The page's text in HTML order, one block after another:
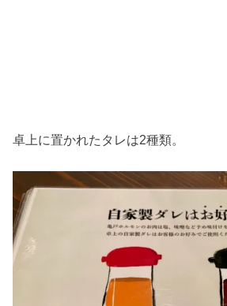
卓上に置かれたタレは2種類。